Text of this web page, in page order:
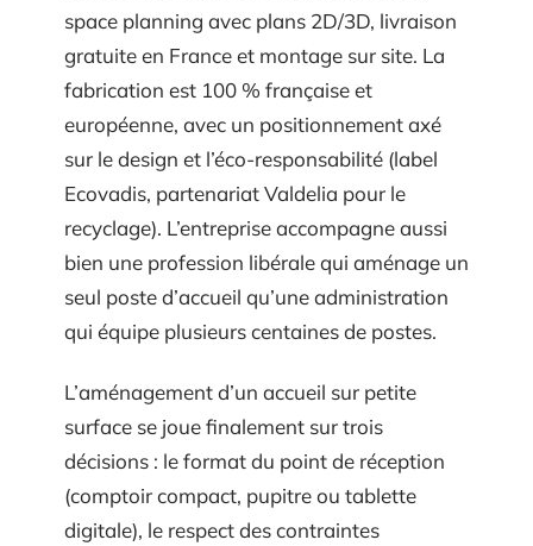
space planning avec plans 2D/3D, livraison
gratuite en France et montage sur site. La
fabrication est 100 % française et
européenne, avec un positionnement axé
sur le design et l’éco-responsabilité (label
Ecovadis, partenariat Valdelia pour le
recyclage). L’entreprise accompagne aussi
bien une profession libérale qui aménage un
seul poste d’accueil qu’une administration
qui équipe plusieurs centaines de postes.
L’aménagement d’un accueil sur petite
surface se joue finalement sur trois
décisions : le format du point de réception
(comptoir compact, pupitre ou tablette
digitale), le respect des contraintes